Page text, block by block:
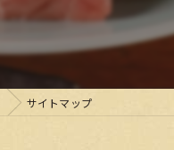
サイトマップ